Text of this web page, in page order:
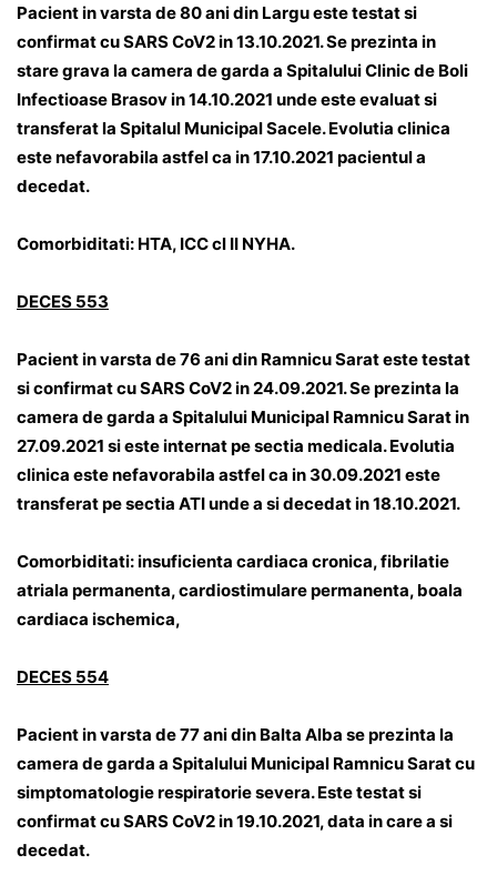
Pacient in varsta de 80 ani din Largu este testat si
confirmat cu SARS CoV2 in 13.10.2021. Se prezinta in
stare grava la camera de garda a Spitalului Clinic de Boli
Infectioase Brasov in 14.10.2021 unde este evaluat si
transferat la Spitalul Municipal Sacele. Evolutia clinica
este nefavorabila astfel ca in 17.10.2021 pacientul a
decedat.
Comorbiditati: HTA, ICC cl II NYHA.
DECES 553
Pacient in varsta de 76 ani din Ramnicu Sarat este testat
si confirmat cu SARS CoV2 in 24.09.2021. Se prezinta la
camera de garda a Spitalului Municipal Ramnicu Sarat in
27.09.2021 si este internat pe sectia medicala. Evolutia
clinica este nefavorabila astfel ca in 30.09.2021 este
transferat pe sectia ATI unde a si decedat in 18.10.2021.
Comorbiditati: insuficienta cardiaca cronica, fibrilatie
atriala permanenta, cardiostimulare permanenta, boala
cardiaca ischemica,
DECES 554
Pacient in varsta de 77 ani din Balta Alba se prezinta la
camera de garda a Spitalului Municipal Ramnicu Sarat cu
simptomatologie respiratorie severa. Este testat si
confirmat cu SARS CoV2 in 19.10.2021, data in care a si
decedat.